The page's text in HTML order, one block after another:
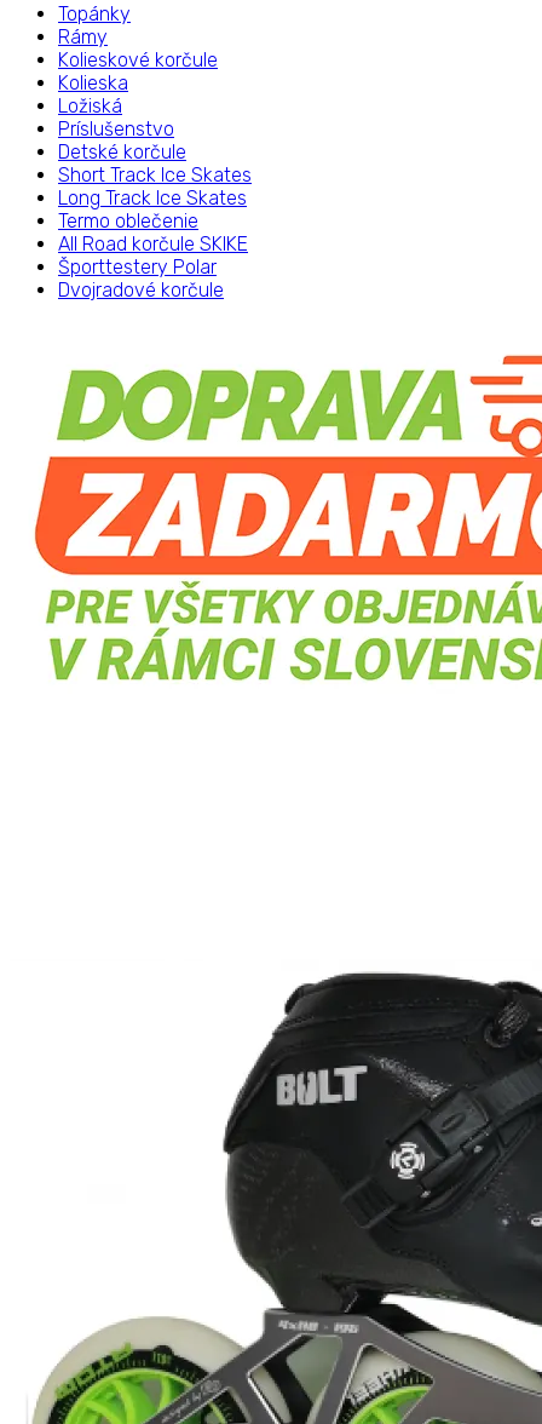
Topánky
Rámy
Kolieskové korčule
Kolieska
Ložiská
Príslušenstvo
Detské korčule
Short Track Ice Skates
Long Track Ice Skates
Termo oblečenie
All Road korčule SKIKE
Športtestery Polar
Dvojradové korčule